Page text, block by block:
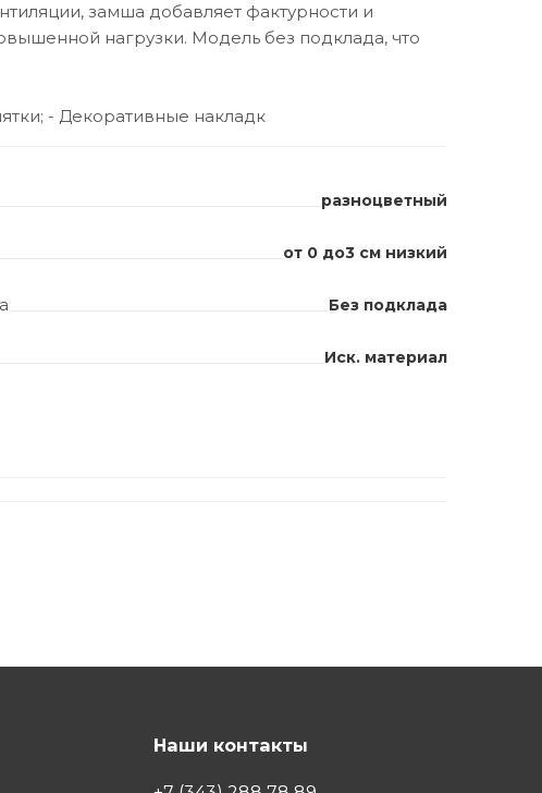
замша добавляет фактурности и
нагрузки. Модель без подклада, что
- Декоративные накладк
разноцветный
от 0 до3 см низкий
Без подклада
Иск. материал
Наши контакты